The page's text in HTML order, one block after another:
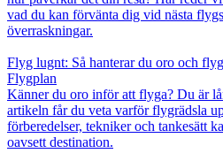
vad du kan förvänta dig vid nästa
överraskningar.
Flyg lugnt: Så hanterar du oro och
Flygplan
Känner du oro inför att flyga? Du är
artikeln får du veta varför flygrädsla
förberedelser, tekniker och tankesätt
oavsett destination.